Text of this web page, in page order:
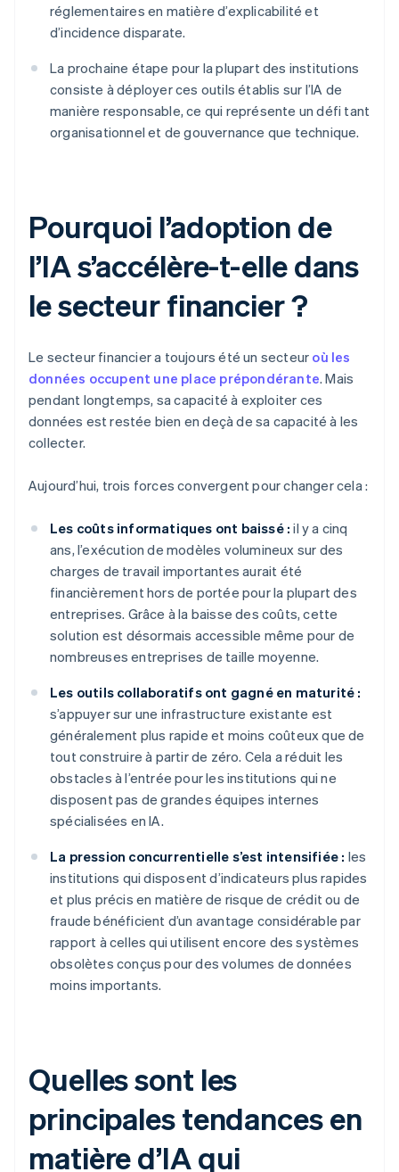
réglementaires en matière d’explicabilité et
d’incidence disparate.
La prochaine étape pour la plupart des institutions
consiste à déployer ces outils établis sur l’IA de
manière responsable, ce qui représente un défi tant
organisationnel et de gouvernance que technique.
Pourquoi l’adoption de
l’IA s’accélère-t-elle dans
le secteur financier ?
Le secteur financier a toujours été un secteur où les
données occupent une place prépondérante. Mais
pendant longtemps, sa capacité à exploiter ces
données est restée bien en deçà de sa capacité à les
collecter.
Aujourd’hui, trois forces convergent pour changer cela :
Les coûts informatiques ont baissé : il y a cinq
ans, l’exécution de modèles volumineux sur des
charges de travail importantes aurait été
financièrement hors de portée pour la plupart des
entreprises. Grâce à la baisse des coûts, cette
solution est désormais accessible même pour de
nombreuses entreprises de taille moyenne.
Les outils collaboratifs ont gagné en maturité :
s’appuyer sur une infrastructure existante est
généralement plus rapide et moins coûteux que de
tout construire à partir de zéro. Cela a réduit les
obstacles à l’entrée pour les institutions qui ne
disposent pas de grandes équipes internes
spécialisées en IA.
La pression concurrentielle s’est intensifiée : les
institutions qui disposent d’indicateurs plus rapides
et plus précis en matière de risque de crédit ou de
fraude bénéficient d’un avantage considérable par
rapport à celles qui utilisent encore des systèmes
obsolètes conçus pour des volumes de données
moins importants.
Quelles sont les
principales tendances en
matière d’IA qui